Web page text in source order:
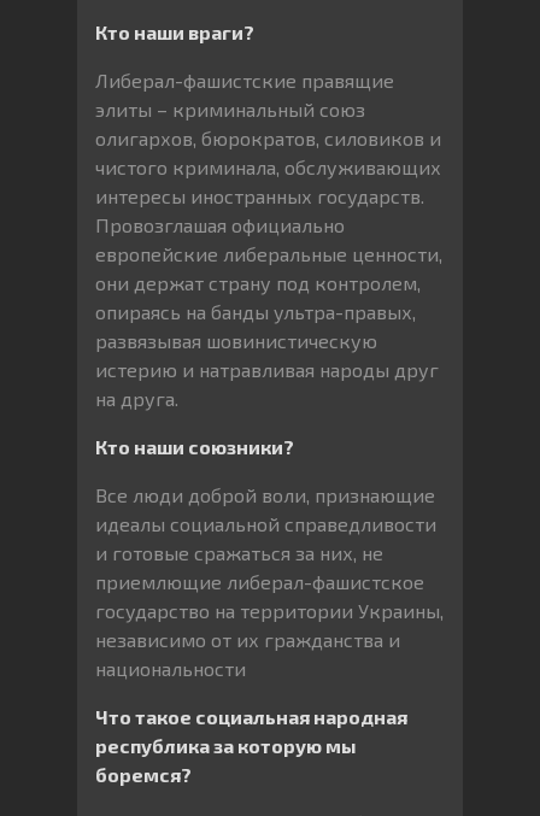
Кто наши враги?
Либерал-фашистские правящие
элиты – криминальный союз
олигархов, бюрократов, силовиков и
чистого криминала, обслуживающих
интересы иностранных государств.
Провозглашая официально
европейские либеральные ценности,
они держат страну под контролем,
опираясь на банды ультра-правых,
развязывая шовинистическую
истерию и натравливая народы друг
на друга.
Кто наши союзники?
Все люди доброй воли, признающие
идеалы социальной справедливости
и готовые сражаться за них, не
приемлющие либерал-фашистское
государство на территории Украины,
независимо от их гражданства и
национальности
Что такое социальная народная
республика за которую мы
боремся?